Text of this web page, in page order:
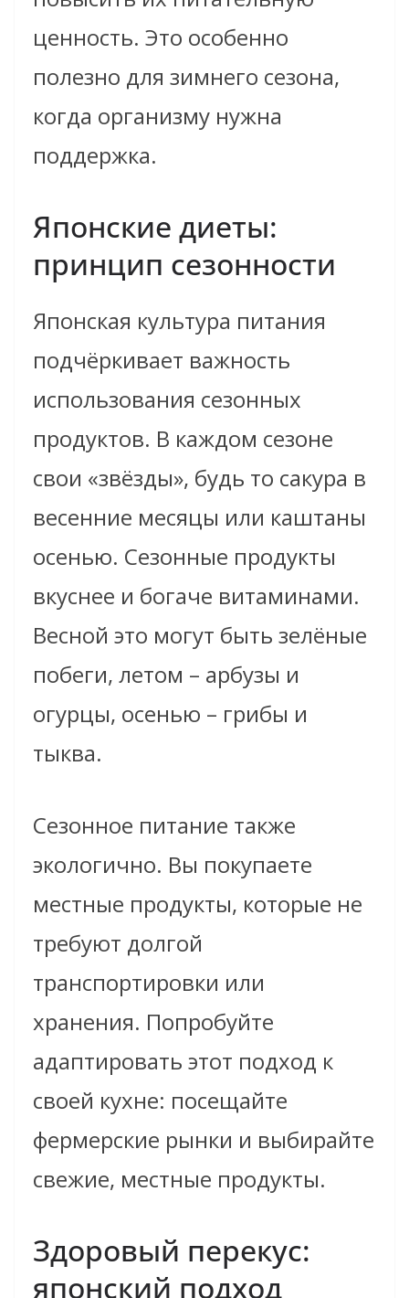
ценность. Это особенно
полезно для зимнего сезона,
когда организму нужна
поддержка.
Японские диеты:
принцип сезонности
Японская культура питания
подчёркивает важность
использования сезонных
продуктов. В каждом сезоне
свои «звёзды», будь то сакура в
весенние месяцы или каштаны
осенью. Сезонные продукты
вкуснее и богаче витаминами.
Весной это могут быть зелёные
побеги, летом – арбузы и
огурцы, осенью – грибы и
тыква.
Сезонное питание также
экологично. Вы покупаете
местные продукты, которые не
требуют долгой
транспортировки или
хранения. Попробуйте
адаптировать этот подход к
своей кухне: посещайте
фермерские рынки и выбирайте
свежие, местные продукты.
Здоровый перекус:
японский подход